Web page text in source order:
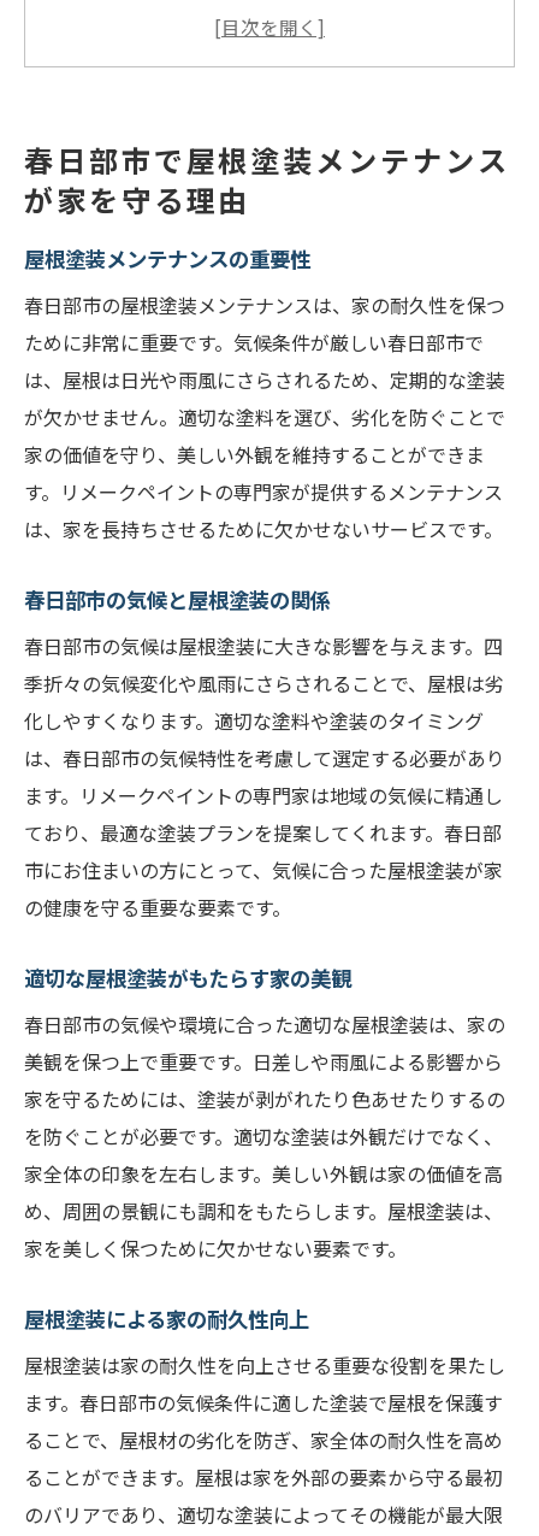
春日部市の気候と屋根塗装の関係
定期的なメンテナンスの必要性
春日部市での屋根塗装の具体的な効果
ポイント
春日部市での屋根塗装のタイミング
季節ごとの屋根塗装のメリット
屋根の劣化サインを見逃さない
塗装時期を見極めるためのチェックリスト
プロに相談するタイミング
早めの塗装がもたらす長期的なメリット
適切な塗料の選び方
塗装業者の選び方
春日部市で信頼できる塗装業者の特徴
見積もりを比較するポイント
施工前に確認すべき事項
アフターサービスを考慮する
屋根塗装で春日部市の家の寿命を延ばす方法
劣化を防ぐ屋根塗装の役割
断熱効果を高める塗装の選び方
長持ちする塗料の特徴
プロによる定期的なメンテナンス
遮熱塗料のメリット
有限会社リメークペイントの専門家が教える屋
根塗装のコツ
プロが勧める塗料の選び方
安全な施工方法と注意点
塗装後のメンテナンス方法
塗装の耐久性を高めるコツ
リメークペイントのおすすめ
春日部市での屋根塗装の最新技術とそのメリッ
ト
春日部市で屋根塗装メンテナンス
が家を守る理由
屋根塗装メンテナンスの重要性
春日部市の屋根塗装メンテナンスは、家の耐久性を保つ
ために非常に重要です。気候条件が厳しい春日部市で
は、屋根は日光や雨風にさらされるため、定期的な塗装
が欠かせません。適切な塗料を選び、劣化を防ぐことで
家の価値を守り、美しい外観を維持することができま
す。リメークペイントの専門家が提供するメンテナンス
は、家を長持ちさせるために欠かせないサービスです。
春日部市の気候と屋根塗装の関係
春日部市の気候は屋根塗装に大きな影響を与えます。四
季折々の気候変化や風雨にさらされることで、屋根は劣
化しやすくなります。適切な塗料や塗装のタイミング
は、春日部市の気候特性を考慮して選定する必要があり
ます。リメークペイントの専門家は地域の気候に精通し
ており、最適な塗装プランを提案してくれます。春日部
市にお住まいの方にとって、気候に合った屋根塗装が家
の健康を守る重要な要素です。
適切な屋根塗装がもたらす家の美観
春日部市の気候や環境に合った適切な屋根塗装は、家の
美観を保つ上で重要です。日差しや雨風による影響から
家を守るためには、塗装が剥がれたり色あせたりするの
を防ぐことが必要です。適切な塗装は外観だけでなく、
家全体の印象を左右します。美しい外観は家の価値を高
め、周囲の景観にも調和をもたらします。屋根塗装は、
家を美しく保つために欠かせない要素です。
屋根塗装による家の耐久性向上
屋根塗装は家の耐久性を向上させる重要な役割を果たし
ます。春日部市の気候条件に適した塗装で屋根を保護す
ることで、屋根材の劣化を防ぎ、家全体の耐久性を高め
ることができます。屋根は家を外部の要素から守る最初
のバリアであり、適切な塗装によってその機能が最大限